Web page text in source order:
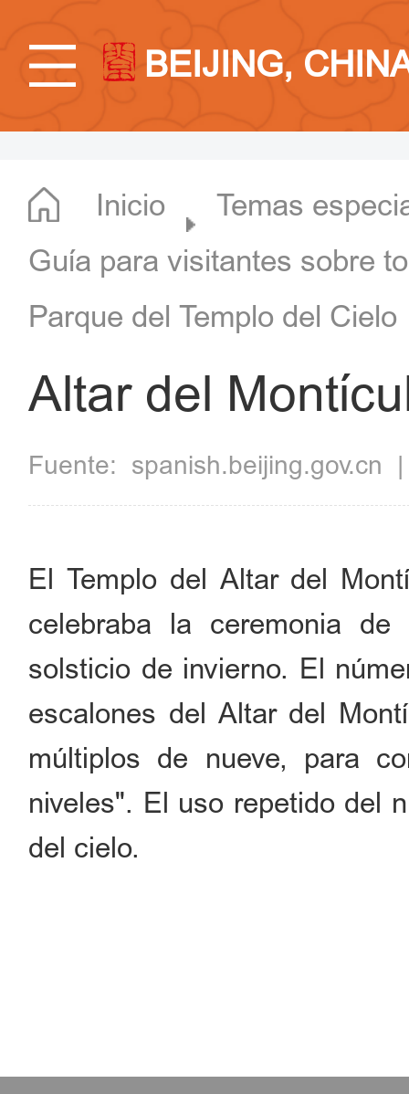
BEIJING,
Inicio
Temas
Guía para visitantes sobre
Parque del Templo del Cielo
Altar del
Fuente: spanish.beijing.gov.cn
El Templo del Altar del
celebraba la ceremonia
solsticio de invierno. El
escalones del Altar del
múltiplos de nueve, para
niveles". El uso repetido del
del cielo.